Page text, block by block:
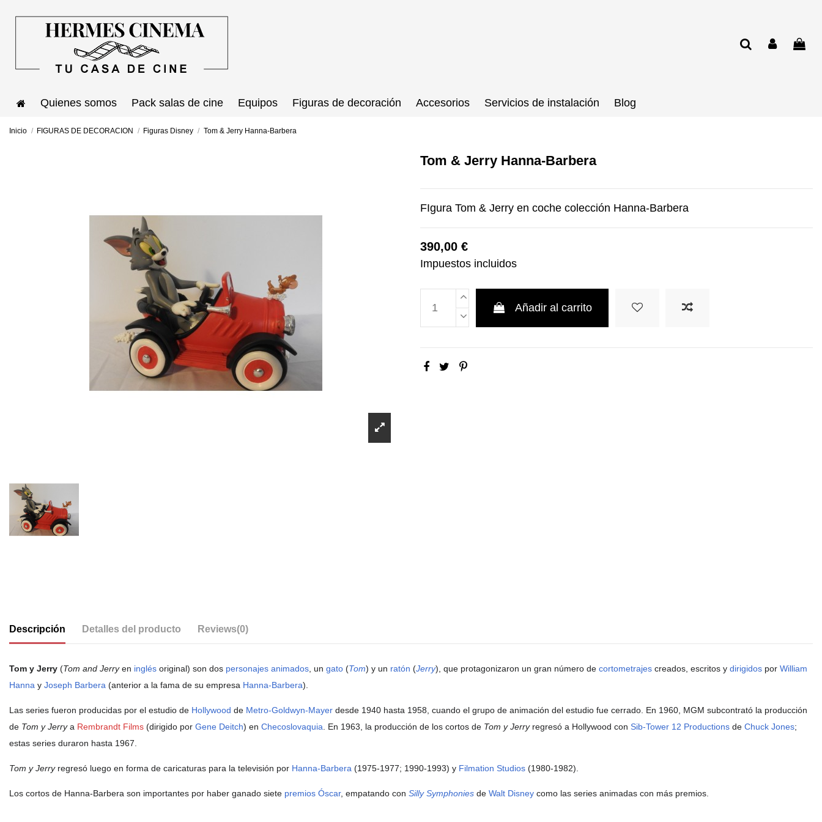
Quienes somos Pack salas de cine Equipos Figuras de decoración Accesorios Servicios de instalación Blog
Inicio FIGURAS DE DECORACION Figuras Disney Tom & Jerry Hanna-Barbera
Tom & Jerry Hanna-Barbera
FIgura Tom & Jerry en coche colección Hanna-Barbera
390,00 €
Impuestos incluidos
Añadir al carrito
Descripción Detalles del producto Reviews(0)
Tom y Jerry (Tom and Jerryen inglés original) son dos personajes animados, un gato (Tom) y un ratón (Jerry), que protagonizaron un gran número de cortometrajes creados, escritos y dirigidos por William
Hanna y Joseph Barbera (anterior a la fama de su empresa Hanna-Barbera).
Las series fueron producidas por el estudio de Hollywood de Metro-Goldwyn-Mayer desde 1940 hasta 1958, cuando el grupo de animación del estudio fue cerrado. En 1960, MGM subcontrató la producción
de Tom y Jerrya Rembrandt Films (dirigido por Gene Deitch) en Checoslovaquia. En 1963, la producción de los cortos de Tom y Jerryregresó a Hollywood con Sib-Tower 12 Productions de Chuck Jones;
estas series duraron hasta 1967.
Tom y Jerryregresó luego en forma de caricaturas para la televisión por Hanna-Barbera (1975-1977; 1990-1993) y Filmation Studios (1980-1982).
Los cortos de Hanna-Barbera son importantes por haber ganado siete premios Óscar, empatando con Silly Symphonies de Walt Disney como las series animadas con más premios.